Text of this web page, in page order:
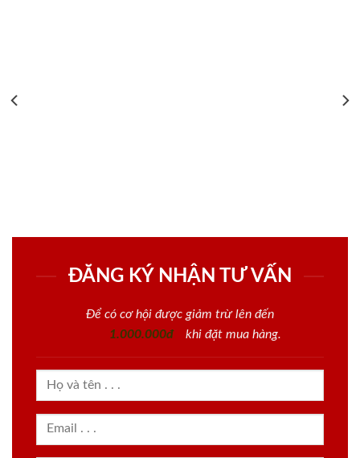
ĐĂNG KÝ NHẬN TƯ VẤN
Để có cơ hội được giảm trừ lên đến
1.000.000đ
khi đặt mua hàng.